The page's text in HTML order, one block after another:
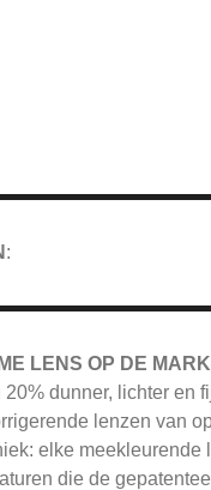
:
LENS OP DE
20% dunner, lichter en
lenzen van
elke
die de